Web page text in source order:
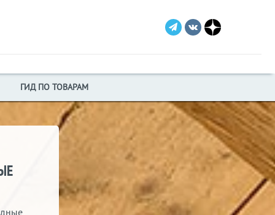
ГИД ПО ТОВАРАМ